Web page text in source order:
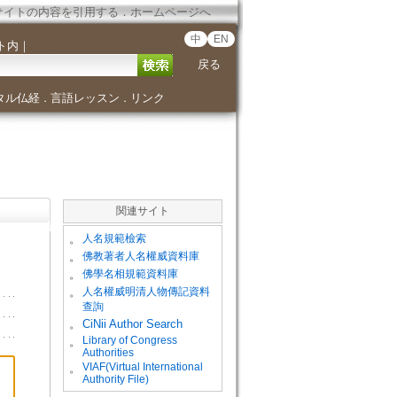
イトの内容を引用する．ホームページへ
内 ｜ 中 EN
戻る
ル仏経． 言語レッスン ． リンク
関連サイト
。 人名規範檢索
。 佛教著者人名權威資料庫
。 佛學名相規範資料庫
。
人名權威明清人物傳記資料
查詢
。
CiNii Author Search
。
Library of Congress
Authorities
。
VIAF(Virtual International
Authority File)